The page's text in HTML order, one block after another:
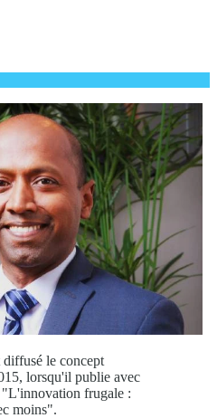
le concept
lorsqu'il publie avec
"L'innovation frugale :
moins".